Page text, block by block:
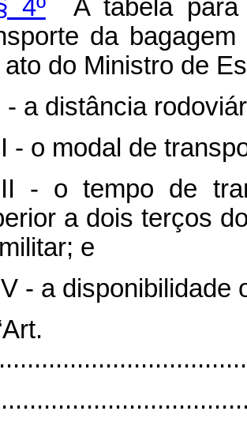
4ºA tabela para
da
ato do Ministro de
- a distância
- o modal de
- o tempo de
a dois terços
e
- a disponibilidade